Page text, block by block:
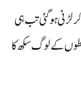
لڑنی ہوگئی تب ہی
کے لوگ سکھ کا